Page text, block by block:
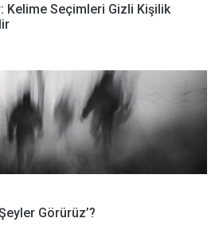
Kelime Seçimleri Gizli Kişilik
Görürüz’?